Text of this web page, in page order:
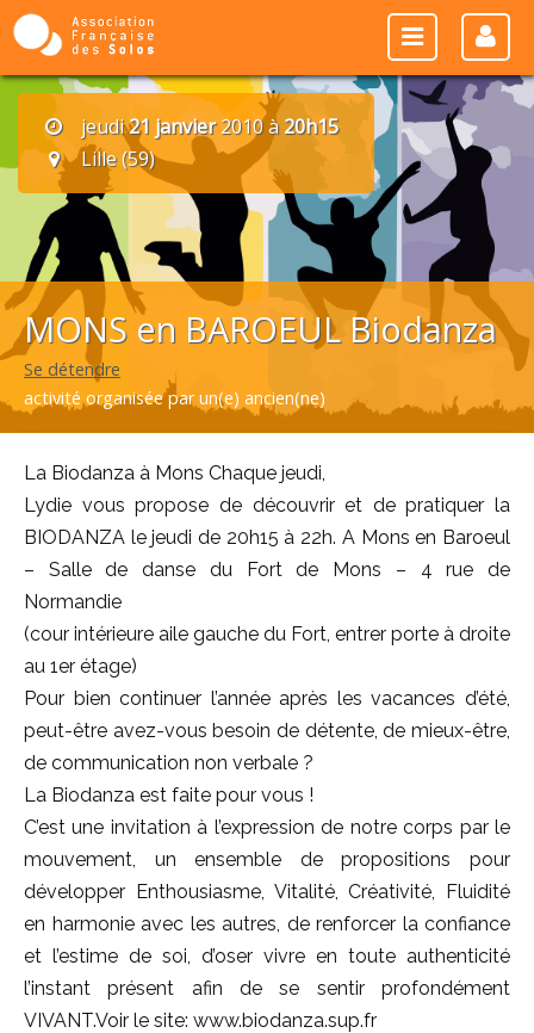
jeudi21 janvier2010 à20h15
Lille (59)
MONS en BAROEUL Biodanza
Se détendre
activité organisée par un(e) ancien(ne)
La Biodanza à Mons Chaque jeudi,
Lydie vous propose de découvrir et de pratiquer la
BIODANZA le jeudi de 20h15 à 22h. A Mons en Baroeul
– Salle de danse du Fort de Mons – 4 rue de
Normandie
(cour intérieure aile gauche du Fort, entrer porte à droite
au 1er étage)
Pour bien continuer l’année après les vacances d’été,
peut-être avez-vous besoin de détente, de mieux-être,
de communication non verbale ?
La Biodanza est faite pour vous !
C’est une invitation à l’expression de notre corps par le
mouvement, un ensemble de propositions pour
développer Enthousiasme, Vitalité, Créativité, Fluidité
en harmonie avec les autres, de renforcer la confiance
et l’estime de soi, d’oser vivre en toute authenticité
l’instant présent afin de se sentir profondément
VIVANT.Voir le site: www.biodanza.sup.fr